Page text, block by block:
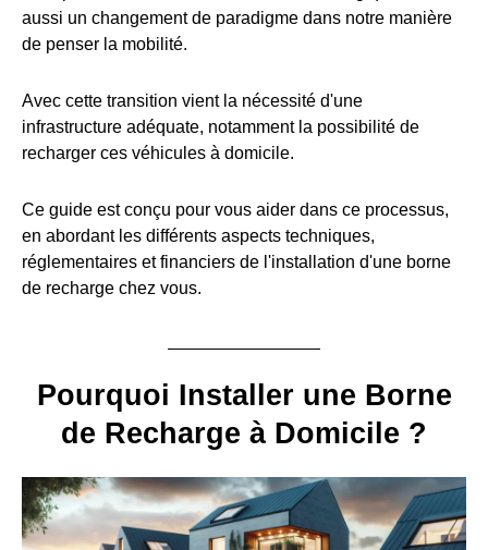
aussi un changement de paradigme dans notre manière
de penser la mobilité.
Avec cette transition vient la nécessité d'une
infrastructure adéquate, notamment la possibilité de
recharger ces véhicules à domicile.
Ce guide est conçu pour vous aider dans ce processus,
en abordant les différents aspects techniques,
réglementaires et financiers de l'installation d'une borne
de recharge chez vous.
Pourquoi Installer une Borne
de Recharge à Domicile ?